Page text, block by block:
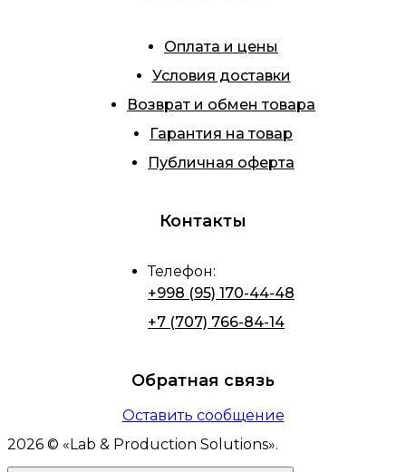
Оплата и цены
Условия доставки
Возврат и обмен товара
Гарантия на товар
Публичная оферта
Контакты
Телефон:
+998 (95) 170-44-48
+7 (707) 766-84-14
Обратная связь
Оставить сообщение
2026 © « Lab & Production Solutions».